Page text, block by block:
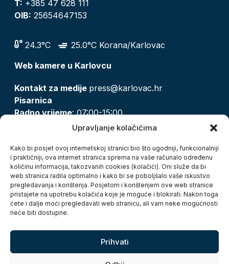
Upravljanje kolačićima
Kako bi posjet ovoj internetskoj stranici bio što ugodniji, funkcionalniji
i praktičniji, ova internet stranica sprema na vaše računalo određenu
količinu informacija, takozvanih cookies (kolačići). Oni služe da bi
web stranica radila optimalno i kako bi se poboljšalo vaše iskustvo
pregledavanja i korištenja. Posjetom i korištenjem ove web stranice
pristajete na upotrebu kolačića koje je moguće i blokirati. Nakon toga
ćete i dalje moći pregledavati web stranicu, ali vam neke mogućnosti
neće biti dostupne.
Prihvati
T: +385 47 628 111
OIB: 25654647153
24.3°C
25.0°C Korana/Karlovac
Web kamere u Karlovcu
Kontakt za medije press@karlovac.hr
Pisarnica
Radno vrijeme: 07:00-15:00
pisarnica@karlovac.hr
Zaštita osobnih podataka
Pristup informacijama
Kolačići
Izjava o pristupačnosti
Turistička zajednica grada Karlovca